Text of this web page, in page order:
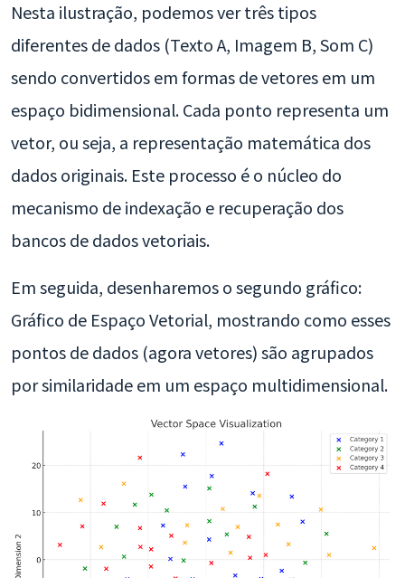
Nesta ilustração, podemos ver três tipos
diferentes de dados (Texto A, Imagem B, Som C)
sendo convertidos em formas de vetores em um
espaço bidimensional. Cada ponto representa um
vetor, ou seja, a representação matemática dos
dados originais. Este processo é o núcleo do
mecanismo de indexação e recuperação dos
bancos de dados vetoriais.
Em seguida, desenharemos o segundo gráfico:
Gráfico de Espaço Vetorial, mostrando como esses
pontos de dados (agora vetores) são agrupados
por similaridade em um espaço multidimensional.